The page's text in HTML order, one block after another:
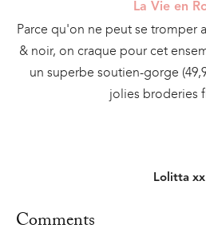
La Vie en
Parce qu'on ne peut se tromper
& noir, on craque pour cet
un superbe soutien-gorge
jolies broderies
Lolitta xx
Comments